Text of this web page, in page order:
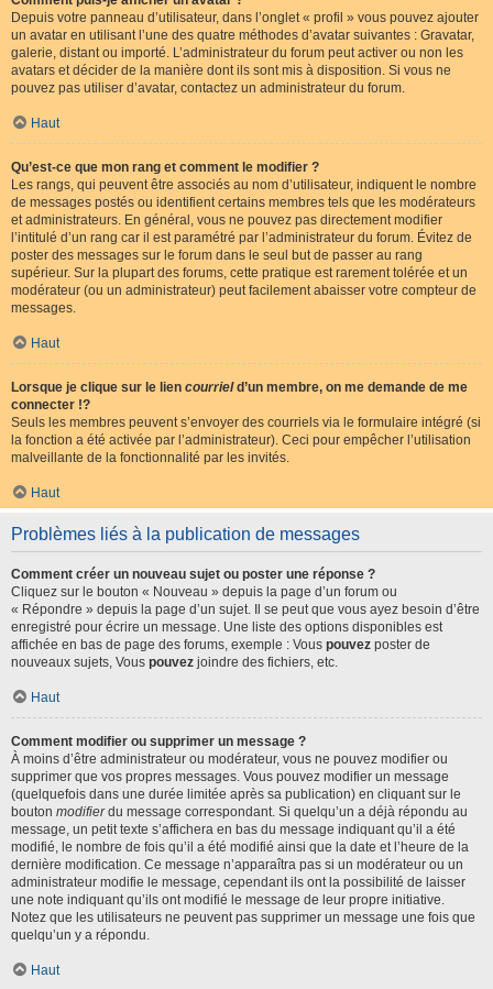
Depuis votre panneau d’utilisateur, dans l’onglet « profil » vous pouvez ajouter
un avatar en utilisant l’une des quatre méthodes d’avatar suivantes : Gravatar,
galerie, distant ou importé. L’administrateur du forum peut activer ou non les
avatars et décider de la manière dont ils sont mis à disposition. Si vous ne
pouvez pas utiliser d’avatar, contactez un administrateur du forum.
Haut
Qu’est-ce que mon rang et comment le modifier ?
Les rangs, qui peuvent être associés au nom d’utilisateur, indiquent le nombre
de messages postés ou identifient certains membres tels que les modérateurs
et administrateurs. En général, vous ne pouvez pas directement modifier
l’intitulé d’un rang car il est paramétré par l’administrateur du forum. Évitez de
poster des messages sur le forum dans le seul but de passer au rang
supérieur. Sur la plupart des forums, cette pratique est rarement tolérée et un
modérateur (ou un administrateur) peut facilement abaisser votre compteur de
messages.
Haut
Lorsque je clique sur le lien courrield’un membre, on me demande de me
connecter !?
Seuls les membres peuvent s’envoyer des courriels via le formulaire intégré (si
la fonction a été activée par l’administrateur). Ceci pour empêcher l’utilisation
malveillante de la fonctionnalité par les invités.
Haut
Problèmes liés à la publication de messages
Comment créer un nouveau sujet ou poster une réponse ?
Cliquez sur le bouton « Nouveau » depuis la page d’un forum ou
« Répondre » depuis la page d’un sujet. Il se peut que vous ayez besoin d’être
enregistré pour écrire un message. Une liste des options disponibles est
affichée en bas de page des forums, exemple : Vous pouvez poster de
nouveaux sujets, Vous pouvez joindre des fichiers, etc.
Haut
Comment modifier ou supprimer un message ?
À moins d’être administrateur ou modérateur, vous ne pouvez modifier ou
supprimer que vos propres messages. Vous pouvez modifier un message
(quelquefois dans une durée limitée après sa publication) en cliquant sur le
bouton modifierdu message correspondant. Si quelqu’un a déjà répondu au
message, un petit texte s’affichera en bas du message indiquant qu’il a été
modifié, le nombre de fois qu’il a été modifié ainsi que la date et l’heure de la
dernière modification. Ce message n’apparaîtra pas si un modérateur ou un
administrateur modifie le message, cependant ils ont la possibilité de laisser
une note indiquant qu’ils ont modifié le message de leur propre initiative.
Notez que les utilisateurs ne peuvent pas supprimer un message une fois que
quelqu’un y a répondu.
Haut